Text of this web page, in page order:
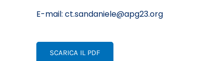
E-mail: ct.sandaniele@apg23.org
SCARICA IL PDF